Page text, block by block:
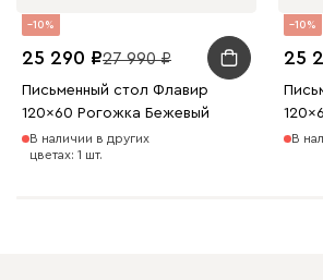
10
25 290 27 990
Письменный стол Флавир
120x60 Рогожка Бежевый
В наличии в других
цветах: 1 шт.
10
25
В